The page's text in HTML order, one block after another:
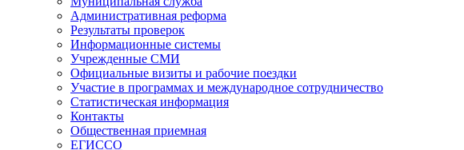
Административная реформа
Результаты проверок
Информационные системы
Учрежденные СМИ
Официальные визиты и рабочие поездки
Участие в программах и международное сотрудничество
Статистическая информация
Контакты
Общественная приемная
ЕГИССО